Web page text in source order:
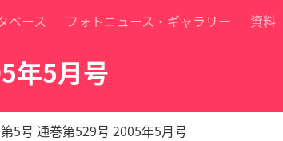
ベース フォトニュース・ギャラリー 資料
年5月号
5号 通巻第529号 2005年5月号